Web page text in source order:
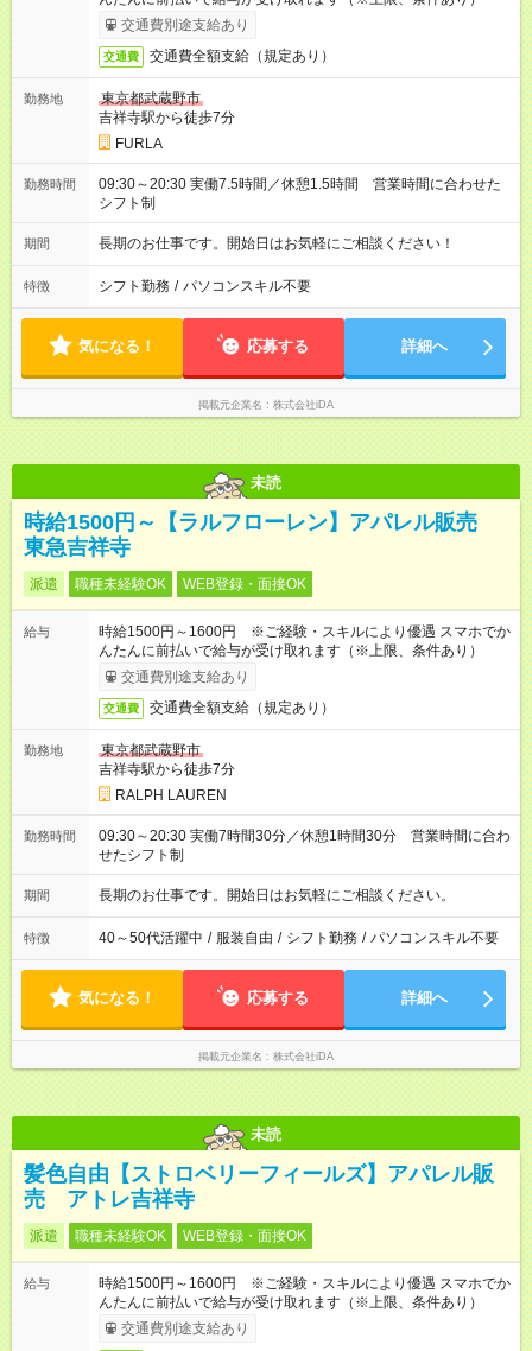
交通費別途支給あり
交通費 交通費全額支給（規定あり）
勤務地
東京都武蔵野市
吉祥寺駅から徒歩7分
FURLA
勤務時間
09:30～20:30 実働7.5時間／休憩1.5時間 営業時間に合わせた
シフト制
期間 長期のお仕事です。開始日はお気軽にご相談ください！
特徴 シフト勤務 / パソコンスキル不要
気になる！ 応募する 詳細へ
掲載元企業名 株式会社iDA
未読
時給1500円～【ラルフローレン】アパレル販売
東急吉祥寺
派遣 職種未経験OK WEB登録・面接OK
給与
時給1500円～1600円 ※ご経験・スキルにより優遇 スマホでか
んたんに前払いで給与が受け取れます（※上限、条件あり）
交通費別途支給あり
交通費 交通費全額支給（規定あり）
勤務地
東京都武蔵野市
吉祥寺駅から徒歩7分
RALPH LAUREN
勤務時間
09:30～20:30 実働7時間30分／休憩1時間30分 営業時間に合わ
せたシフト制
期間 長期のお仕事です。開始日はお気軽にご相談ください。
特徴 40～50代活躍中 / 服装自由 / シフト勤務 / パソコンスキル不要
気になる！ 応募する 詳細へ
掲載元企業名 株式会社iDA
未読
髪色自由【ストロベリーフィールズ】アパレル販
売 アトレ吉祥寺
派遣 職種未経験OK WEB登録・面接OK
給与
時給1500円～1600円 ※ご経験・スキルにより優遇 スマホでか
んたんに前払いで給与が受け取れます（※上限、条件あり）
交通費別途支給あり